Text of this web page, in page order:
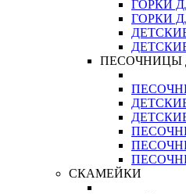
ГОРКИ
ГОРКИ
ПЕСОЧНИЦЫ
СКАМЕЙКИ